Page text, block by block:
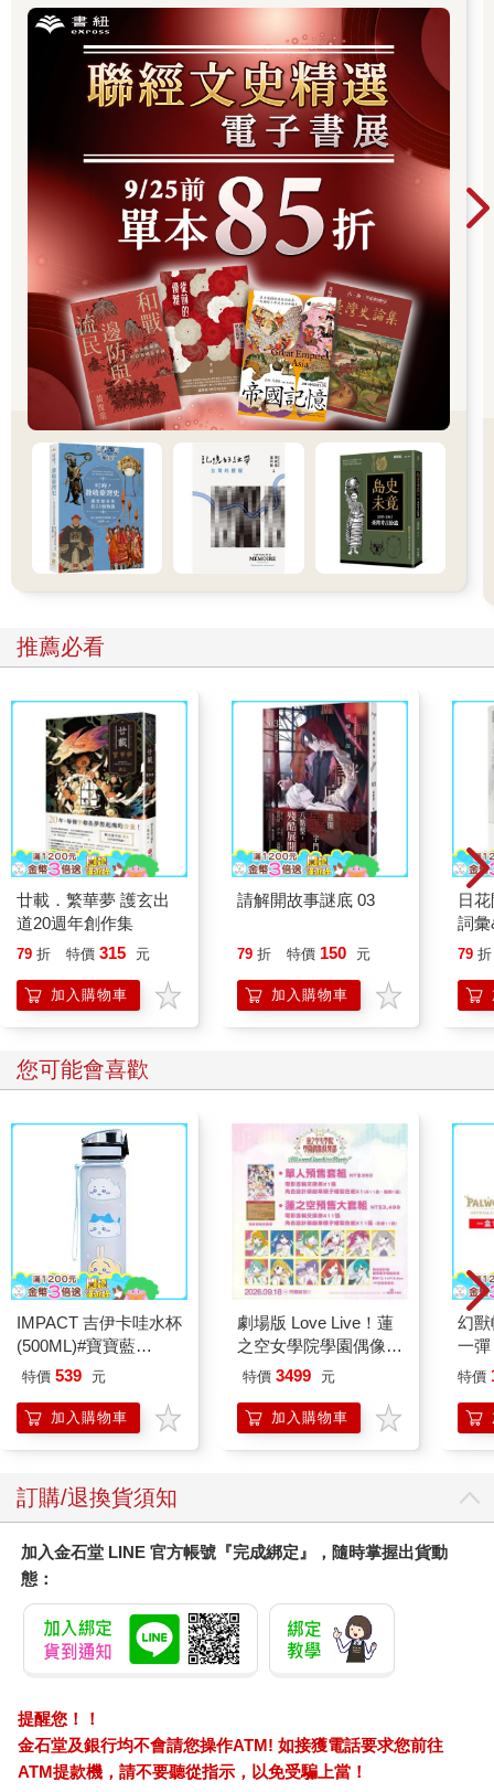
推薦必看
廿載．繁華夢 護玄出
道20週年創作集
79 折 特價 315 元
加入購物車
請解開故事謎底 03
79 折 特價 150 元
加入購物車
日
詞
79 折
您可能會喜歡
IMPACT 吉伊卡哇水杯
(500ML)#寶寶藍
IMCHB01LB
特價 539 元
加入購物車
劇場版 Love Live！蓮
之空女學院學園偶像俱
樂部 Bloom Garden
組
特價 3499 元
加入購物車
幻
一彈
特價
訂購/退換貨須知
加入金石堂 LINE 官方帳號『完成綁定』，隨時掌握出貨動
態：
提醒您！！
金石堂及銀行均不會請您操作ATM! 如接獲電話要求您前往
ATM提款機，請不要聽從指示，以免受騙上當！